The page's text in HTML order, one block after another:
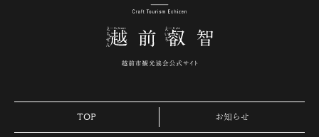
TOP お知らせ